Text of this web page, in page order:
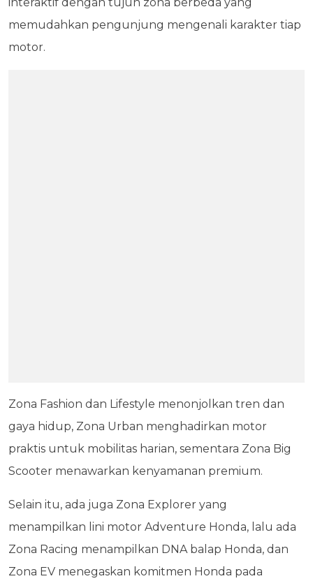
memudahkan pengunjung mengenali karakter tiap
motor.
Zona Fashion dan Lifestyle menonjolkan tren dan
gaya hidup, Zona Urban menghadirkan motor
praktis untuk mobilitas harian, sementara Zona Big
Scooter menawarkan kenyamanan premium.
Selain itu, ada juga Zona Explorer yang
menampilkan lini motor Adventure Honda, lalu ada
Zona Racing menampilkan DNA balap Honda, dan
Zona EV menegaskan komitmen Honda pada